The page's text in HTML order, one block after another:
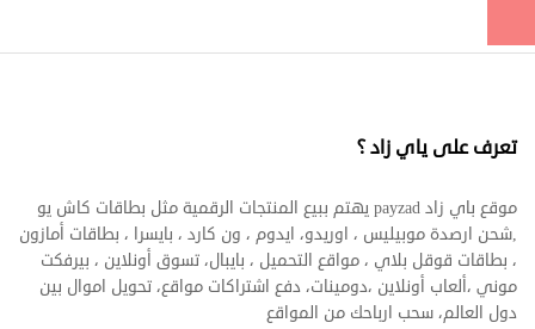
تعرف على ياي زاد ؟
موقع باي زاد payzad يهتم ببيع المنتجات الرقمية مثل بطاقات كاش يو
,شحن ارصدة موبيليس ، اوريدو، ايدوم ، ون كارد ، بايسرا ، بطاقات أمازون
، بطاقات قوقل بلاي ، مواقع التحميل ، بايبال، تسوق أونلاين ، بيرفكت
موني ،ألعاب أونلاين ،دومينات، دفع اشتراكات مواقع، تحويل اموال بين
دول العالم، سحب ارباحك من المواقع